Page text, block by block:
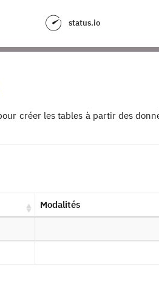
status.io
l'enquête
- 2005-2011
négociations
créer les tables à partir des
Modalités